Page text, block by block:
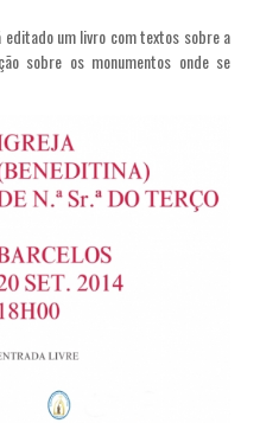
um livro com textos sobre a
sobre os monumentos onde se